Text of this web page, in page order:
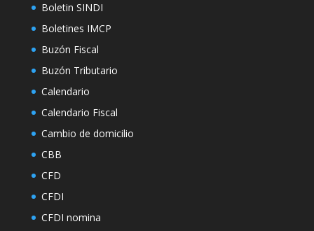
Boletin SINDI
Boletines IMCP
Buzón Fiscal
Buzón Tributario
Calendario
Calendario Fiscal
Cambio de domicilio
CBB
CFD
CFDI
CFDI nomina